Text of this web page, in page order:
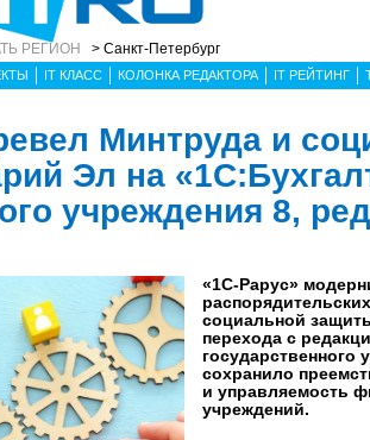
РЕГИОН > Санкт-Петербург
IT КЛАСС КОЛОНКА РЕДАКТОРА IT РЕЙТИНГ
Минтруда и
Эл на
учреждения 8,
«1С-Рарус»
социальной
перехода с
сохранило
и управляемость
учреждений.